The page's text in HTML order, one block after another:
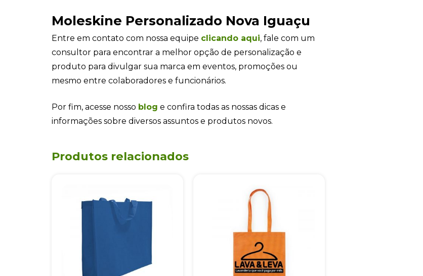
Moleskine Personalizado Nova Iguaçu
Entre em contato com nossa equipe clicando aqui, fale com um
consultor para encontrar a melhor opção de personalização e
produto para divulgar sua marca em eventos, promoções ou
mesmo entre colaboradores e funcionários.
Por fim, acesse nosso blog e confira todas as nossas dicas e
informações sobre diversos assuntos e produtos novos.
Produtos relacionados
+55
privacidade, utilizaremos seus dados apenas para fins de
marketing. Você pode alterar suas preferências a qualquer
momento.